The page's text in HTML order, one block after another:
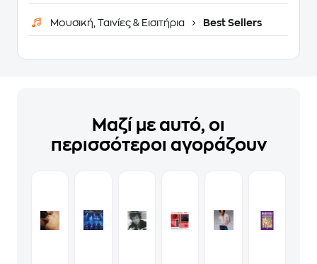
Μουσική, Ταινίες & Εισιτήρια Best Sellers
Μαζί με αυτό, οι
περισσότεροι αγοράζουν